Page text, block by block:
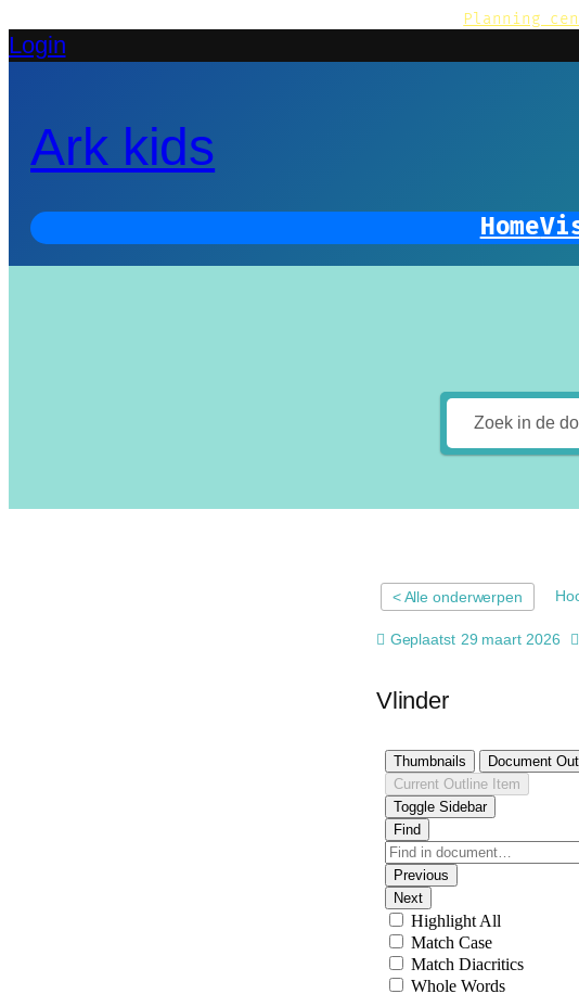
Planning
Login
Ark kids
Home
< Alle onderwerpen
Geplaatst 29 maart 2026
Vlinder